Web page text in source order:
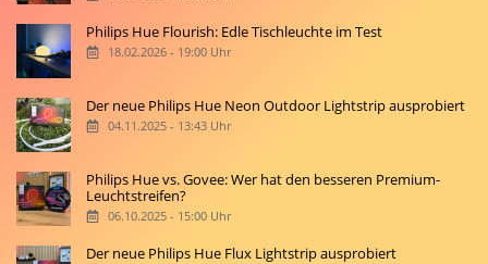
Philips Hue Flourish: Edle Tischleuchte im Test
18.02.2026 - 19:00 Uhr
Der neue Philips Hue Neon Outdoor Lightstrip ausprobiert
04.11.2025 - 13:43 Uhr
Philips Hue vs. Govee: Wer hat den besseren Premium-
Leuchtstreifen?
06.10.2025 - 15:00 Uhr
Der neue Philips Hue Flux Lightstrip ausprobiert